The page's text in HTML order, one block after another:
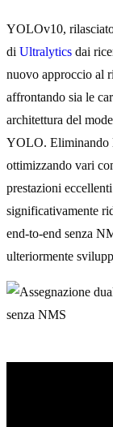
YOLOv10,
di Ultralytics dai
nuovo approccio al
affrontando sia le
architettura del
YOLO. Eliminando
ottimizzando vari
prestazioni
significativamente
end-to-end senza
ulteriormente